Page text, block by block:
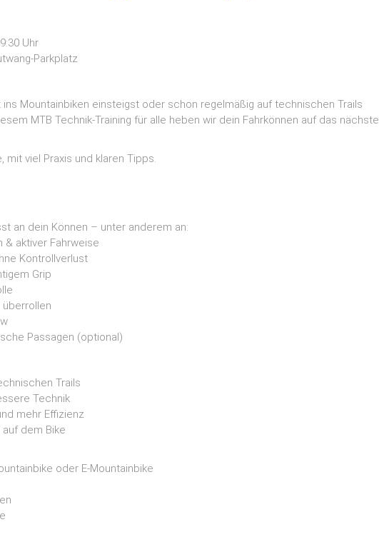
Uhr
Parkplatz
ins Mountainbiken einsteigst oder schon regelmäßig auf technischen Trails
MTB Technik-Training für alle heben wir dein Fahrkönnen auf das nächste
mit viel Praxis und klaren Tipps.
an dein Können – unter anderem an:
& aktiver Fahrweise
Kontrollverlust
Grip
überrollen
Passagen (optional)
Trails
Technik
mehr Effizienz
dem Bike
oder E-Mountainbike